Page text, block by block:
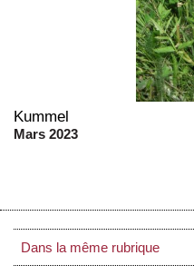
Kummel
Mars 2023
Dans la même rubrique